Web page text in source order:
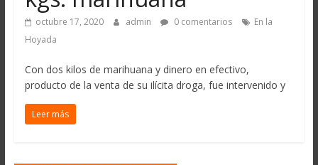
octubre 17, 2020 admin 0 comentarios
En la
Hoyada
Con dos kilos de marihuana y dinero en efectivo,
producto de la venta de su ilícita droga, fue intervenido y
Leer más